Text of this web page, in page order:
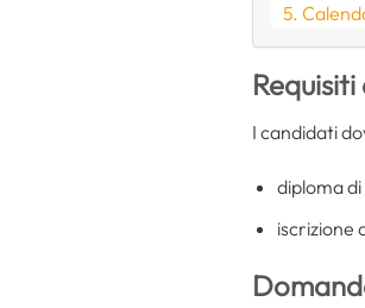
I candidati
diploma
iscrizione